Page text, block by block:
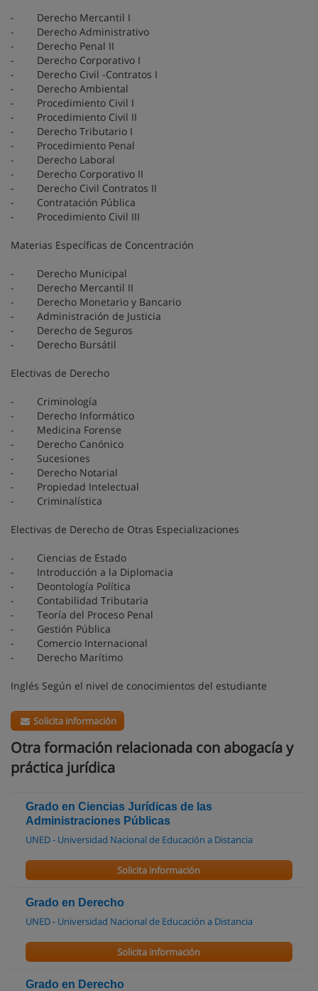
- Derecho Mercantil I
- Derecho Administrativo
- Derecho Penal II
- Derecho Corporativo I
- Derecho Civil -Contratos I
- Derecho Ambiental
- Procedimiento Civil I
- Procedimiento Civil II
- Derecho Tributario I
- Procedimiento Penal
- Derecho Laboral
- Derecho Corporativo II
- Derecho Civil Contratos II
- Contratación Pública
- Procedimiento Civil III
Materias Específicas de Concentración
- Derecho Municipal
- Derecho Mercantil II
- Derecho Monetario y Bancario
- Administración de Justicia
- Derecho de Seguros
- Derecho Bursátil
Electivas de Derecho
- Criminología
- Derecho Informático
- Medicina Forense
- Derecho Canónico
- Sucesiones
- Derecho Notarial
- Propiedad Intelectual
- Criminalística
Electivas de Derecho de Otras Especializaciones
- Ciencias de Estado
- Introducción a la Diplomacia
- Deontología Política
- Contabilidad Tributaria
- Teoría del Proceso Penal
- Gestión Pública
- Comercio Internacional
- Derecho Marítimo
Inglés Según el nivel de conocimientos del estudiante
Solicita información
Otra formación relacionada con abogacía y
práctica jurídica
Grado en Ciencias Jurídicas de las
Administraciones Públicas
UNED - Universidad Nacional de Educación a Distancia
Solicita información
Grado en Derecho
UNED - Universidad Nacional de Educación a Distancia
Solicita información
Grado en Derecho